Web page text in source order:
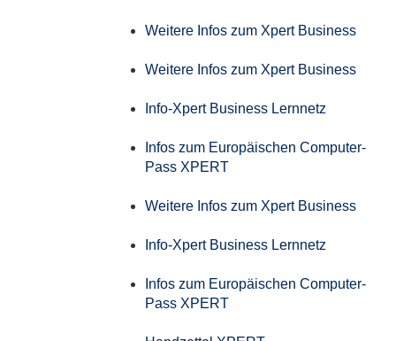
Weitere Infos zum Xpert Business
Weitere Infos zum Xpert Business
Info-Xpert Business Lernnetz
Infos zum Europäischen Computer-
Pass XPERT
Weitere Infos zum Xpert Business
Info-Xpert Business Lernnetz
Infos zum Europäischen Computer-
Pass XPERT